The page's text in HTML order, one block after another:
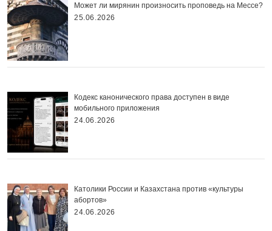
Может ли мирянин произносить проповедь на Мессе?
25.06.2026
Кодекс канонического права доступен в виде
мобильного приложения
24.06.2026
Католики России и Казахстана против «культуры
абортов»
24.06.2026